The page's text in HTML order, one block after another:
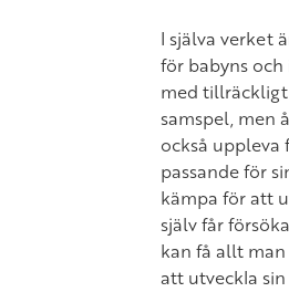
I själva verket
för babyns
med
samspel, men
också
passande för
kämpa för att
själv får
kan få allt
att utveckla